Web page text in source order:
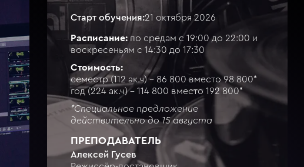
Старт обучения:21 октября 2026
Расписание:по средам с 19:00 до 22:00 и
воскресеньям с 14:30 до 17:30
Стоимость:
семестр (112 ак.ч) - 86 800 вместо 98 800*
год (224 ак.ч) - 114 800 вместо 192 800*
*Специальное предложение
действительно до 15 августа
ПРЕПОДАВАТЕЛЬ
Алексей Гусев